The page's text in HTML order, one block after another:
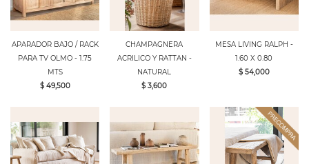
APARADOR BAJO / RACK
PARA TV OLMO - 1.75
MTS
$ 49,500
CHAMPAGNERA
ACRILICO Y RATTAN -
NATURAL
$ 3,600
MESA LIVING RALPH -
1.60 X 0.80
$ 54,000